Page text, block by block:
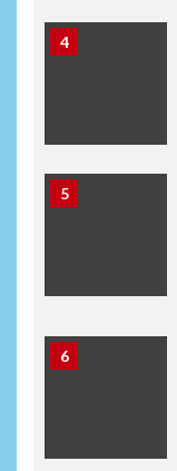
4
5
6